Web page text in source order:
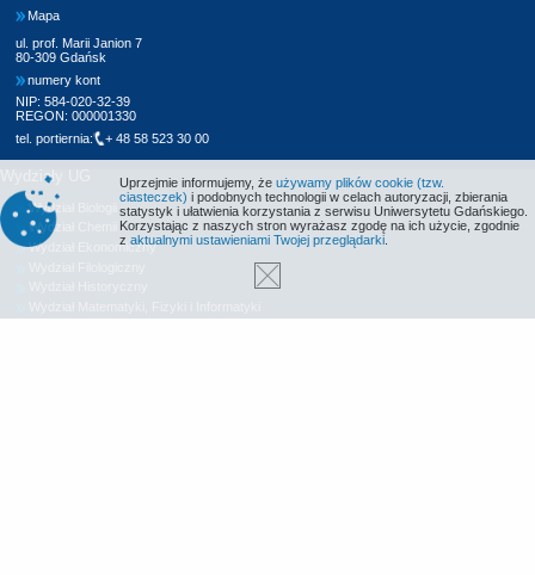
Mapa
ul. prof. Marii Janion 7
80-309 Gdańsk
numery kont
NIP: 584-020-32-39
REGON: 000001330
tel. portiernia:
+ 48 58 523 30 00
Wydziały UG
Wydział Biologii
Wydział Chemii
Wydział Ekonomiczny
Uprzejmie informujemy, że używamy plików cookie (tzw.
ciasteczek) i podobnych technologii w celach autoryzacji, zbierania
statystyk i ułatwienia korzystania z serwisu Uniwersytetu Gdańskiego.
Korzystając z naszych stron wyrażasz zgodę na ich użycie, zgodnie
z aktualnymi ustawieniami Twojej przeglądarki